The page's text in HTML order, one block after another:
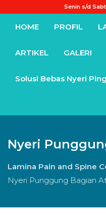
Senin s/d
HOME PROFIL
ARTIKEL GALERI
Solusi Bebas Nyeri
Nyeri
Lamina Pain and Spine
Nyeri Punggung Bagian